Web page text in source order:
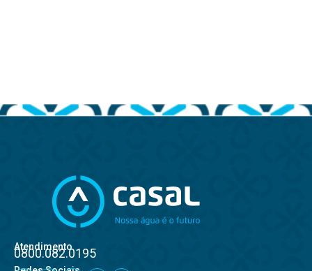
Atendimento
0800.082.0195